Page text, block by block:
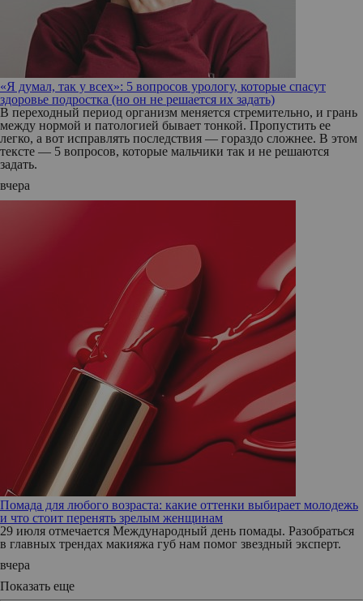
«Я думал, так у всех»: 5 вопросов урологу, которые спасут
здоровье подростка (но он не решается их задать)
В переходный период организм меняется стремительно, и грань
между нормой и патологией бывает тонкой. Пропустить ее
легко, а вот исправлять последствия — гораздо сложнее. В этом
тексте — 5 вопросов, которые мальчики так и не решаются
задать.
вчера
Помада для любого возраста: какие оттенки выбирает молодежь
и что стоит перенять зрелым женщинам
29 июля отмечается Международный день помады. Разобраться
в главных трендах макияжа губ нам помог звездный эксперт.
вчера
Показать еще